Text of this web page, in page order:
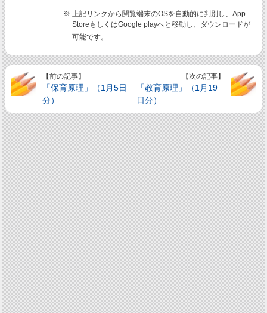
※ 上記リンクから閲覧端末のOSを自動的に判別し、App
StoreもしくはGoogle playへと移動し、ダウンロードが
可能です。
【前の記事】
「保育原理」（1月5日
分）
【次の記事】
「教育原理」（1月19
日分）